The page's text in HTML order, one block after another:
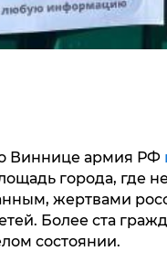
Виннице армия РФ
города, где
жертвами
Более ста
состоянии.